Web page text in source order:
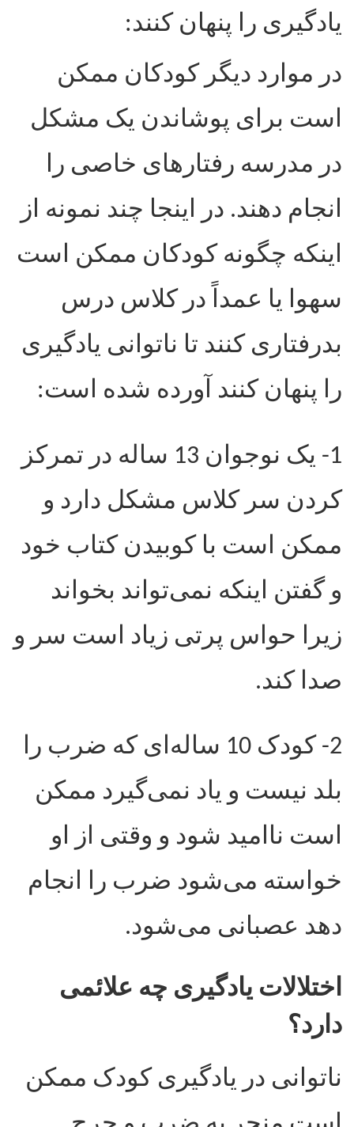
یادگیری را پنهان کنند:
در موارد دیگر کودکان ممکن
است برای پوشاندن یک مشکل
در مدرسه رفتار‌های خاصی را
انجام دهند. در اینجا چند نمونه از
اینکه چگونه کودکان ممکن است
سهوا یا عمداً در کلاس درس
بدرفتاری کنند تا ناتوانی یادگیری
را پنهان کنند آورده شده است:
1- یک نوجوان 13 ساله در تمرکز
کردن سر کلاس مشکل دارد و
ممکن است با کوبیدن کتاب خود
و گفتن اینکه نمی‌تواند بخواند
زیرا حواس پرتی زیاد است سر و
صدا کند.
2- کودک 10 ساله‌ای که ضرب را
بلد نیست و یاد نمی‌گیرد ممکن
است ناامید شود و وقتی از او
خواسته می‌شود ضرب را انجام
دهد عصبانی می‌شود.
اختلالات یادگیری چه علائمی
دارد؟
ناتوانی در یادگیری کودک ممکن